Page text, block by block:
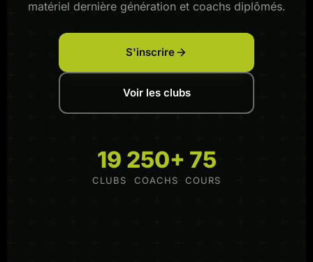
matériel dernière génération et coachs diplômés.
S'inscrire
Voir les clubs
19
CLUBS
250+
COACHS
75
COURS